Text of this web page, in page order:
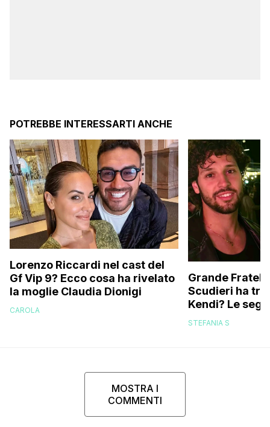
POTREBBE INTERESSARTI ANCHE
Lorenzo Riccardi nel cast del
Gf Vip 9? Ecco cosa ha rivelato
la moglie Claudia Dionigi
CAROLA
Grande
Scudieri ha
Kendi? Le
replica dell’ex
STEFANIA S
MOSTRA I
COMMENTI